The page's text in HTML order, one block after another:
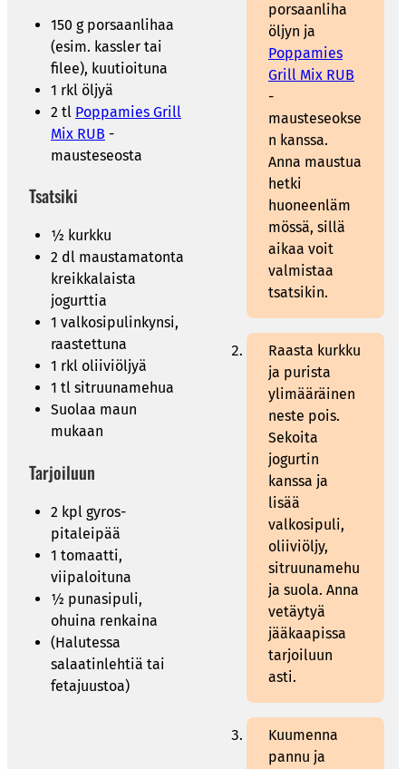
150 g porsaanlihaa
(esim. kassler tai
filee), kuutioituna
1 rkl öljyä
2 tl Poppamies Grill
Mix RUB -
mausteseosta
Tsatsiki
½ kurkku
2 dl maustamatonta
kreikkalaista
jogurttia
1 valkosipulinkynsi,
raastettuna
1 rkl oliiviöljyä
1 tl sitruunamehua
Suolaa maun
mukaan
Tarjoiluun
2 kpl gyros-
pitaleipää
1 tomaatti,
viipaloituna
½ punasipuli,
ohuina renkaina
(Halutessa
salaatinlehtiä tai
fetajuustoa)
porsaanliha
öljyn ja
Poppamies
Grill Mix RUB
-
mausteseokse
n kanssa.
Anna maustua
hetki
huoneenläm
mössä, sillä
aikaa voit
valmistaa
tsatsikin.
Raasta kurkku
ja purista
ylimääräinen
neste pois.
Sekoita
jogurtin
kanssa ja
lisää
valkosipuli,
oliiviöljy,
sitruunamehu
ja suola. Anna
vetäytyä
jääkaapissa
tarjoiluun
asti.
Kuumenna
pannu ja